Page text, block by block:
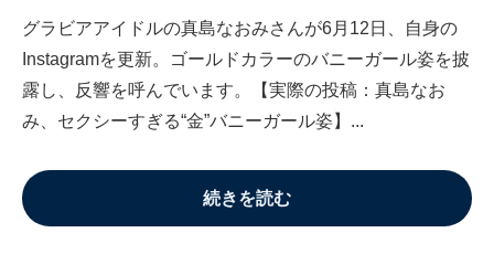
グラビアアイドルの真島なおみさんが6月12日、自身の
Instagramを更新。ゴールドカラーのバニーガール姿を披
露し、反響を呼んでいます。【実際の投稿：真島なお
み、セクシーすぎる“金”バニーガール姿】...
続きを読む